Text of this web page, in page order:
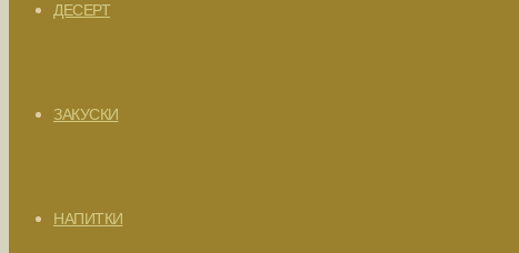
ДЕСЕРТ
ЗАКУСКИ
НАПИТКИ